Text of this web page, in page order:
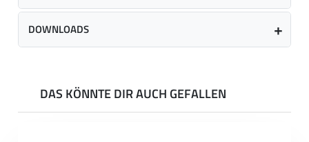
DOWNLOADS
DAS KÖNNTE DIR AUCH GEFALLEN